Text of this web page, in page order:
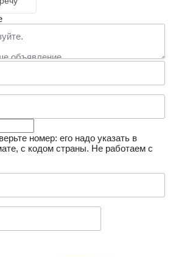
номер: его надо указать в
с кодом страны. Не работаем с